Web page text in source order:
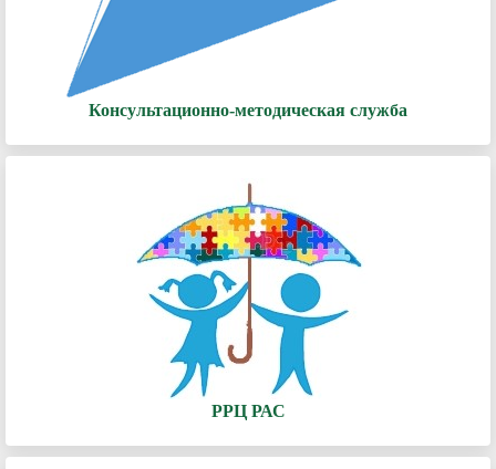
Консультационно-методическая служба
РРЦ РАС